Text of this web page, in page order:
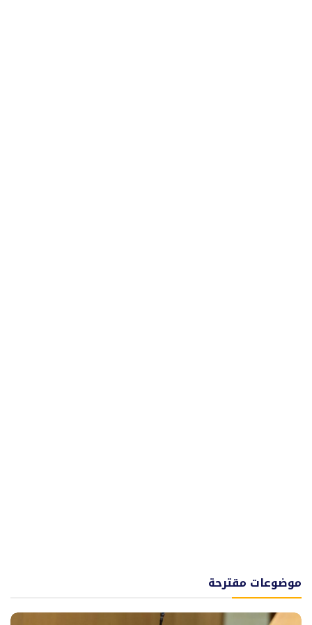
موضوعات مقترحة